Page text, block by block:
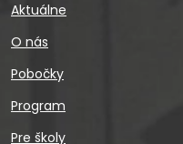
Aktuálne
O nás
Pobočky
Program
Pre školy